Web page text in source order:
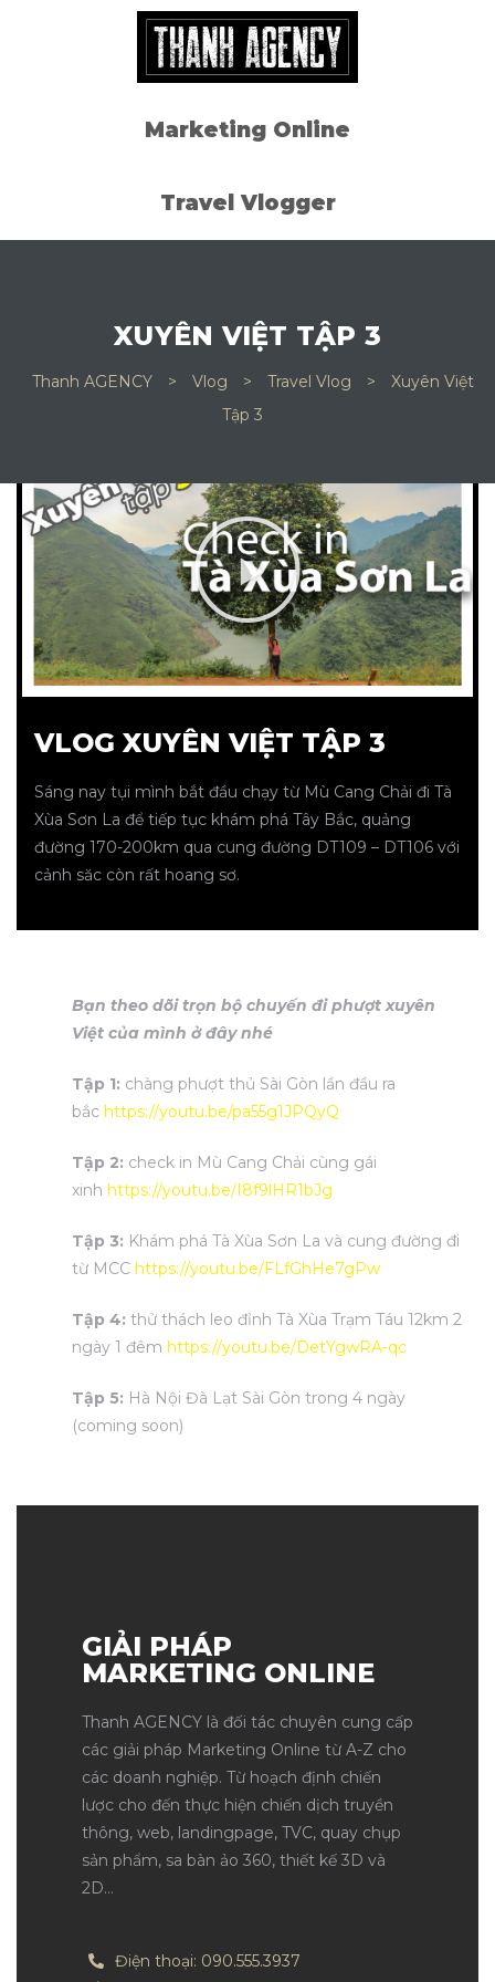
Marketing Online
Travel Vlogger
XUYÊN VIỆT TẬP 3
Thanh AGENCY > Vlog > Travel Vlog >
Xuyên Việt
Tập 3
VLOG XUYÊN VIỆT TẬP 3
Sáng nay tụi mình bắt đầu chạy từ Mù Cang Chải đi Tà
Xùa Sơn La để tiếp tục khám phá Tây Bắc, quảng
đường 170-200km qua cung đường DT109 – DT106 với
cảnh săc còn rất hoang sơ.
Bạn theo dõi trọn bộ chuyến đi phượt xuyên
Việt của mình ở đây nhé
Tập 1: chàng phượt thủ Sài Gòn lần đầu ra
bắc https://youtu.be/pa55g1JPQyQ
Tập 2: check in Mù Cang Chải cùng gái
xinh https://youtu.be/I8f9lHR1bJg
Tập 3: Khám phá Tà Xùa Sơn La và cung đường đi
từ MCC https://youtu.be/FLfGhHe7gPw
Tập 4: thử thách leo đỉnh Tà Xùa Trạm Táu 12km 2
ngày 1 đêm https://youtu.be/DetYgwRA-qc
Tập 5: Hà Nội Đà Lạt Sài Gòn trong 4 ngày
(coming soon)
GIẢI PHÁP
MARKETING ONLINE
Thanh AGENCY là đối tác chuyên cung cấp
các giải pháp Marketing Online từ A-Z cho
các doanh nghiệp. Từ hoạch định chiến
lược cho đến thực hiện chiến dịch truyền
thông, web, landingpage, TVC, quay chụp
sản phẩm, sa bàn ảo 360, thiết kế 3D và
2D…
Điện thoại: 090.555.3937
7
Hồ
Lộc
Lộc
Lộc